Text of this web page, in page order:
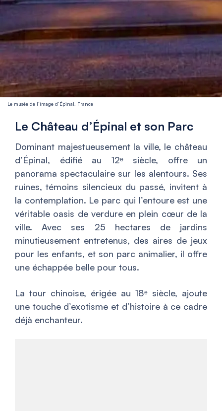
Le musée de l’image d’Épinal, France
Le Château d’Épinal et son Parc
Dominant majestueusement la ville, le château
d’Épinal, édifié au 12ᵉ siècle, offre un
panorama spectaculaire sur les alentours. Ses
ruines, témoins silencieux du passé, invitent à
la contemplation. Le parc qui l’entoure est une
véritable oasis de verdure en plein cœur de la
ville. Avec ses 25 hectares de jardins
minutieusement entretenus, des aires de jeux
pour les enfants, et son parc animalier, il offre
une échappée belle pour tous.
La tour chinoise, érigée au 18ᵉ siècle, ajoute
une touche d’exotisme et d’histoire à ce cadre
déjà enchanteur.